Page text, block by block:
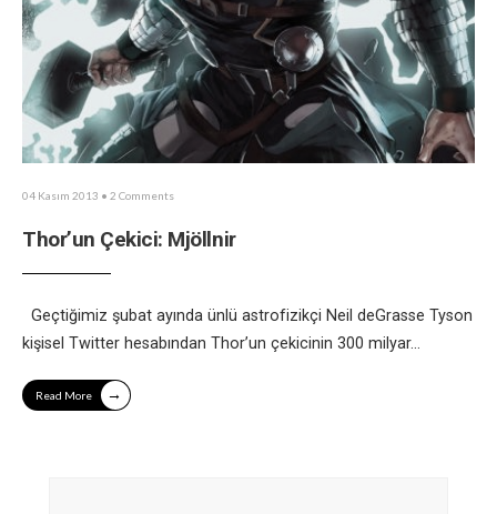
04 Kasım 2013 • 2 Comments
Thor’un Çekici: Mjöllnir
Geçtiğimiz şubat ayında ünlü astrofizikçi Neil deGrasse Tyson
kişisel Twitter hesabından Thor’un çekicinin 300 milyar...
Read More →